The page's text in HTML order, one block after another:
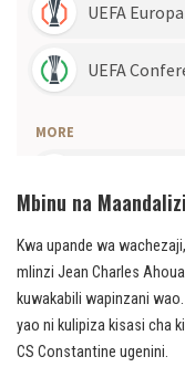
Mbinu na Maandalizi
Kwa upande wa
mlinzi Jean Charles
kuwakabili wapinzani
yao ni kulipiza kisasi cha
CS Constantine ugenini.